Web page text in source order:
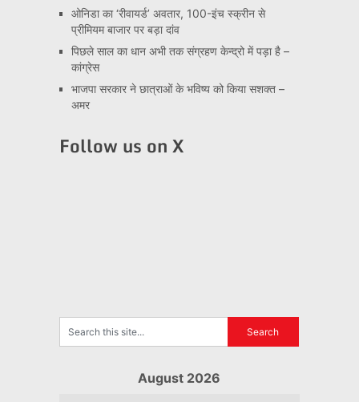
ओनिडा का ‘रीवायर्ड’ अवतार, 100-इंच स्क्रीन से
प्रीमियम बाजार पर बड़ा दांव
पिछले साल का धान अभी तक संग्रहण केन्द्रो में पड़ा है –
कांग्रेस
भाजपा सरकार ने छात्राओं के भविष्य को किया सशक्त –
अमर
Follow us on X
August 2026